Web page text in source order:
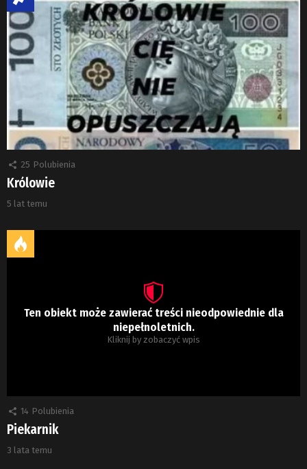
25 Polubienia
Królowie
5 lat temu
Ten obiekt może zawierać treści nieodpowiednie dla
niepełnoletnich.
Kliknij by zobaczyć wpis
14 Polubienia
Piekarnik
3 lata temu